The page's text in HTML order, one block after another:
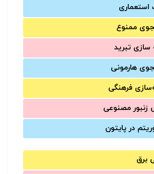
استعماری
ممنوع
سازی تبرید
هارمونی
فرهنگی
زنبور مصنوعی
در پایتون
برق